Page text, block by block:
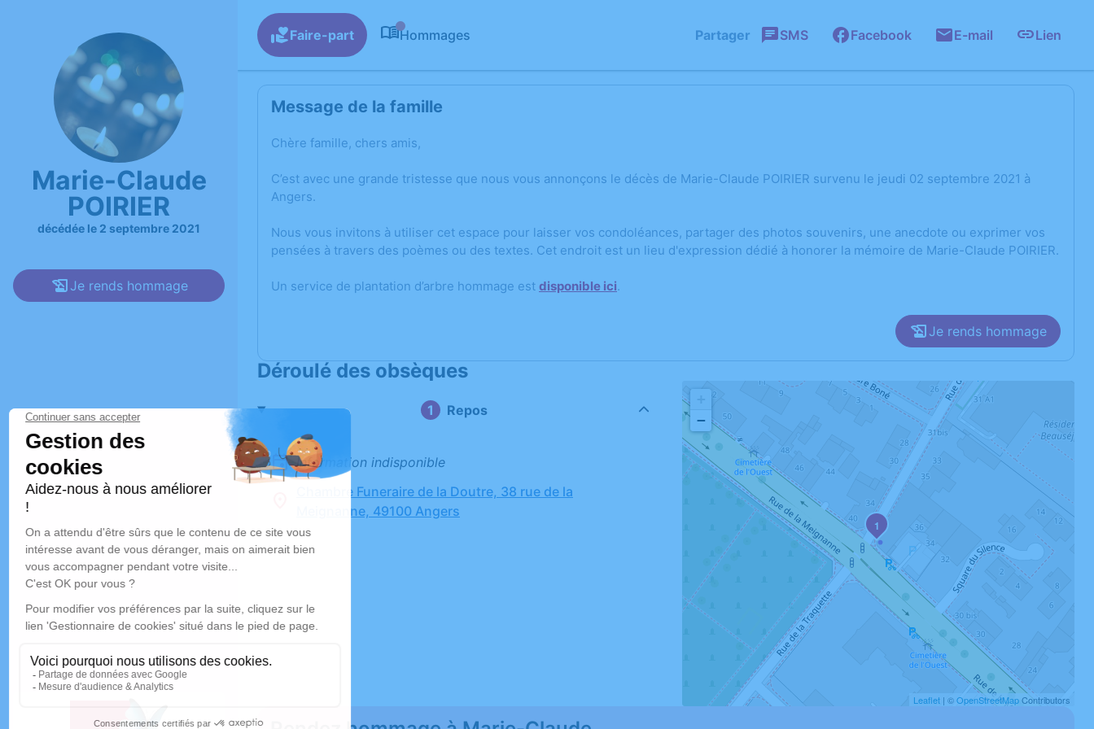
Marie-Claude
POIRIER
décédée le 2 septembre 2021
Je rends hommage
Faire-part Hommages Partager SMS Facebook E-mail Lien
Message de la famille
Chère famille, chers amis,
C’est avec une grande tristesse que nous vous annonçons le décès de Marie-Claude POIRIER survenu le jeudi 02 septembre 2021 à
Angers.
Nous vous invitons à utiliser cet espace pour laisser vos condoléances, partager des photos souvenirs, une anecdote ou exprimer vos
pensées à travers des poèmes ou des textes. Cet endroit est un lieu d'expression dédié à honorer la mémoire de Marie-Claude POIRIER.
Un service de plantation d’arbre hommage est disponible ici.
Je rends hommage
Déroulé des obsèques
Repos
Information indisponible
Chambre Funeraire de la Doutre, 38 rue de la
Meignanne, 49100 Angers
1
−
Leaflet | ©OpenStreetMapContributors